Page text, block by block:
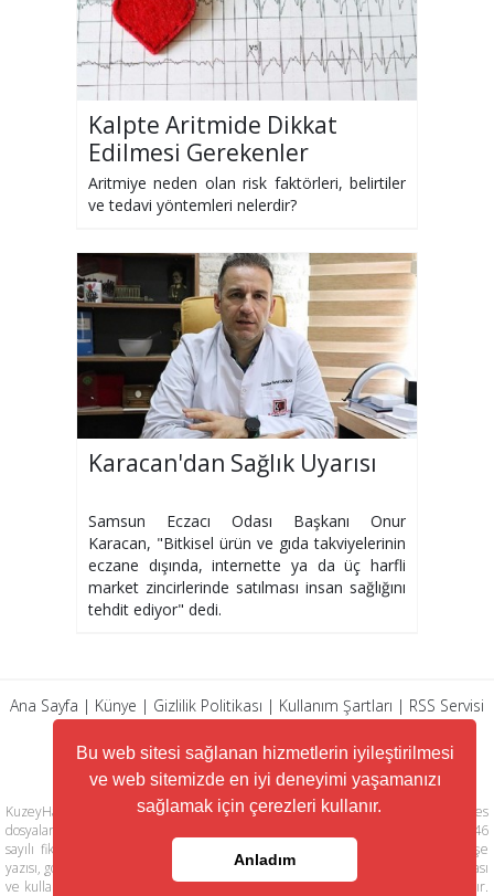
Bu web sitesi sağlanan hizmetlerin iyileştirilmesi
ve web sitemizde en iyi deneyimi yaşamanızı
sağlamak için çerezleri kullanır.
Anladım
Kalpte Aritmide Dikkat
Edilmesi Gerekenler
Aritmiye neden olan risk faktörleri, belirtiler
ve tedavi yöntemleri nelerdir?
Karacan'dan Sağlık Uyarısı
Samsun Eczacı Odası Başkanı Onur
Karacan, "Bitkisel ürün ve gıda takviyelerinin
eczane dışında, internette ya da üç harfli
market zincirlerinde satılması insan sağlığını
tehdit ediyor" dedi.
Ana Sayfa | Künye | Gizlilik Politikası | Kullanım Şartları | RSS Servisi
KuzeyHaber.com sitesinde yer alan tüm yazılar, materyaller, resimler, ses
dosyaları, animasyonlar, videolar, tasarım ve düzenlemelerin telif hakları 5846
sayılı fikir ve sanat eserleri kanunu ile korunmaktadır. Her türlü haber, köşe
yazısı, görsel, belge ve bağlantının izinsiz ve kaynak belirtilmeksizin kopyalanması
ve kullanılması durumunda her türlü yasal hakları tarafımızca saklı tutulmaktadır.